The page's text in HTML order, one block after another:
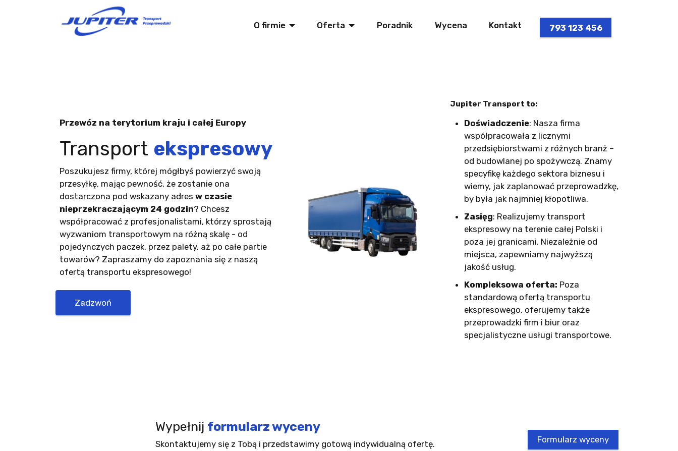
O firmie Oferta Poradnik Wycena Kontakt 793 123 456
Przewóz na terytorium kraju i całej Europy
Transport ekspresowy
Poszukujesz firmy, której mógłbyś powierzyć swoją
przesyłkę, mając pewność, że zostanie ona
dostarczona pod wskazany adres w czasie
nieprzekraczającym 24 godzin? Chcesz
współpracować z profesjonalistami, którzy sprostają
wyzwaniom transportowym na różną skalę - od
pojedynczych paczek, przez palety, aż po całe partie
towarów? Zapraszamy do zapoznania się z naszą
ofertą transportu ekspresowego!
Zadzwoń
Jupiter Transport to:
Doświadczenie: Nasza firma
współpracowała z licznymi
przedsiębiorstwami z różnych branż –
od budowlanej po spożywczą. Znamy
specyfikę każdego sektora biznesu i
wiemy, jak zaplanować przeprowadzkę,
by była jak najmniej kłopotliwa.
Zasięg: Realizujemy transport
ekspresowy na terenie całej Polski i
poza jej granicami. Niezależnie od
miejsca, zapewniamy najwyższą
jakość usług.
Kompleksowa oferta: Poza
standardową ofertą transportu
ekspresowego, oferujemy także
przeprowadzki firm i biur oraz
specjalistyczne usługi transportowe.
Wypełnij formularz wyceny
Skontaktujemy się z Tobą i przedstawimy gotową indywidualną ofertę. Formularz wyceny